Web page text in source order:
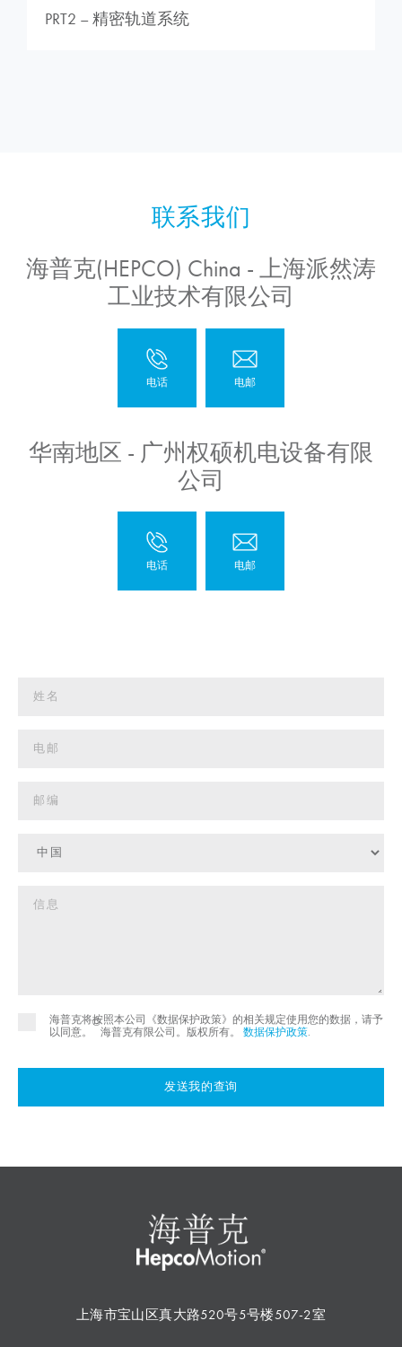
PRT2 – 精密轨道系统
海普克(HEPCO) China - 上海派然涛
工业技术有限公司
华南地区 - 广州权硕机电设备有限
公司
海普克将按照本公司《数据保护政策》的相关规定使用您的数据，请予
以同意。
©
海普克有限公司。版权所有。 数据保护政策
发送我的查询
上海市宝山区真大路520号5号楼507-2室